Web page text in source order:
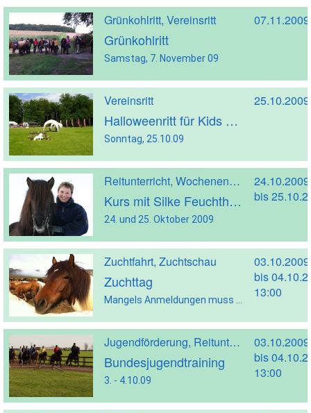
Grünkohlritt, Vereinsritt
Grünkohlritt
Samstag, 7. November 09
Vereinsritt
Halloweenritt für Kids & Jugendliche
Sonntag, 25.10.09
Reitunterricht, Wochenendreitkurs
Kurs mit Silke Feuchthofen
24. und 25. Oktober 2009
bis
Zuchtfahrt, Zuchtschau
Zuchttag
bis
13:00
Jugendförderung, Reitunterricht
Bundesjugendtraining
3. - 4.10.09
bis
13:00